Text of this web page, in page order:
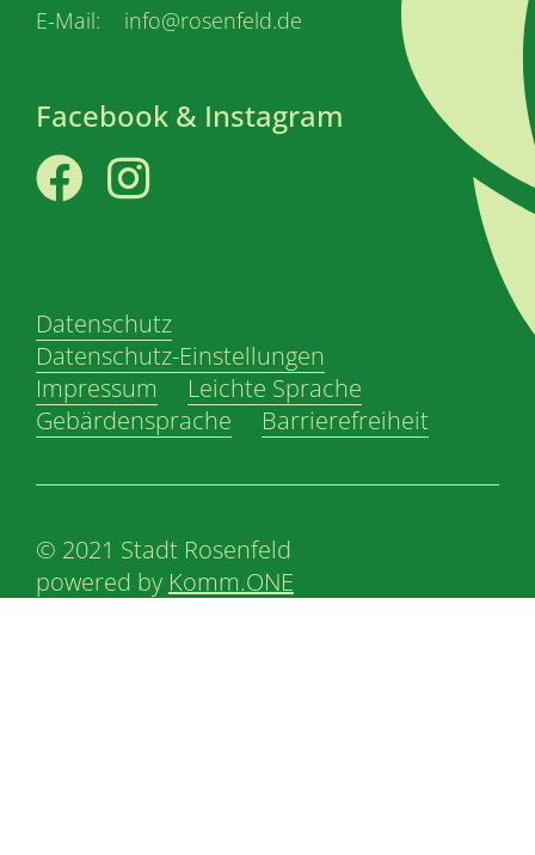
E-Mail: info@rosenfeld.de
Facebook & Instagram
Datenschutz
Datenschutz-Einstellungen
Impressum
Leichte Sprache
Gebärdensprache
Barrierefreiheit
© 2021 Stadt Rosenfeld
powered by Komm.ONE